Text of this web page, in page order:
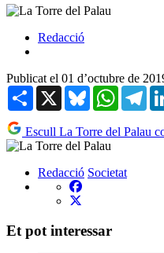
Redacció
Publicat el 01 d’octubre de
Share X Bluesky
Escull La Torre del Palau
Redacció Societat
Et pot interessar